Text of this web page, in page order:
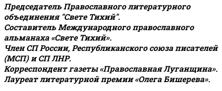
Председатель Православного литературного
объединения "Свете Тихий".
Составитель Международного православного
альманаха «Свете Тихий».
Член СП России, Республиканского союза писателей
(МСП) и СП ЛНР.
Корреспондент газеты «Православная Луганщина».
Лауреат литературной премии «Олега Бишерева».